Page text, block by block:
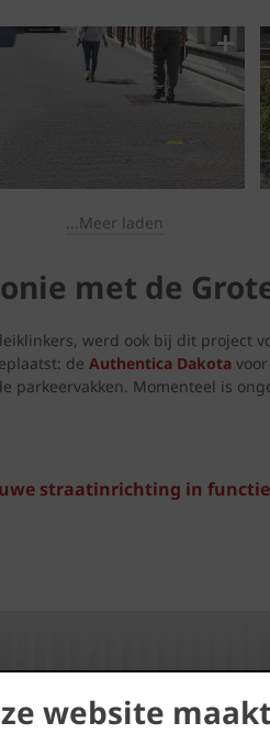
website
...Meer laden
met de
werd ook bij dit project
de Authentica Dakota
parkeervakken. Momenteel is
straatinrichting in